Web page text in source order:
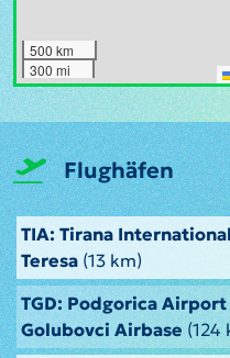
500 km
300 mi
Flughäfen
TIA: Tirana
Teresa (13 km)
TGD: Podgorica
Golubovci Airbase(124